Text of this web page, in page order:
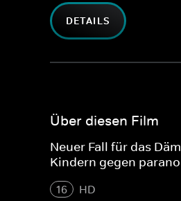
DETAILS
Über diesen Film
Neuer Fall für das
Kindern gegen
16
HD